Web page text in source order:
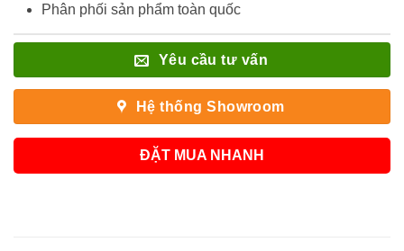
Phân phối sản phẩm toàn quốc
Yêu cầu tư vấn
Hệ thống Showroom
ĐẶT MUA NHANH